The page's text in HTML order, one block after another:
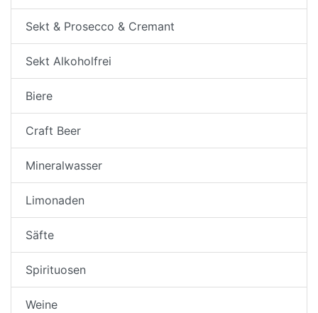
Sekt & Prosecco & Cremant
Sekt Alkoholfrei
Biere
Craft Beer
Mineralwasser
Limonaden
Säfte
Spirituosen
Weine